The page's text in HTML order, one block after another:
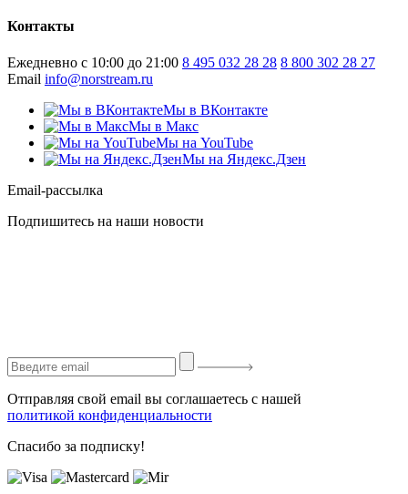
Контакты
Ежедневно с 10:00 до 21:00 8 495 032 28 28 8 800 302 28 27
Email info@norstream.ru
Мы в ВКонтакте
Мы в Макс
Мы на YouTube
Мы на Яндекс.Дзен
Email-рассылка
Подпишитесь на наши новости
Отправляя свой email вы соглашаетесь с нашей
политикой конфиденциальности
Спасибо за подписку!